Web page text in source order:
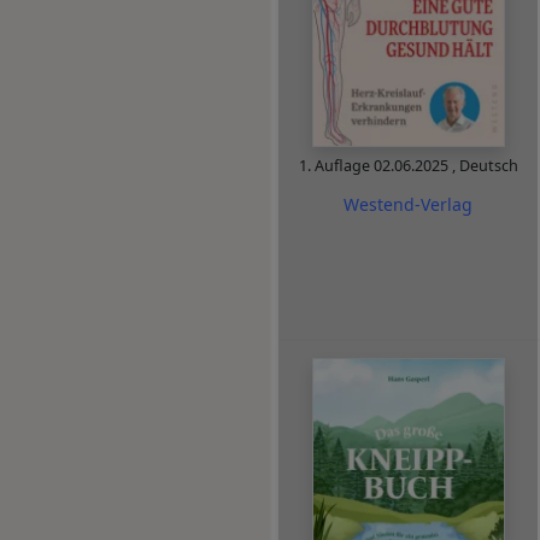
1. Auflage02.06.2025 , Deutsch
Westend-Verlag